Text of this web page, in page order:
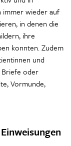
immer wieder auf
in denen die
ihre
konnten. Zudem
und
Briefe oder
Vormunde,